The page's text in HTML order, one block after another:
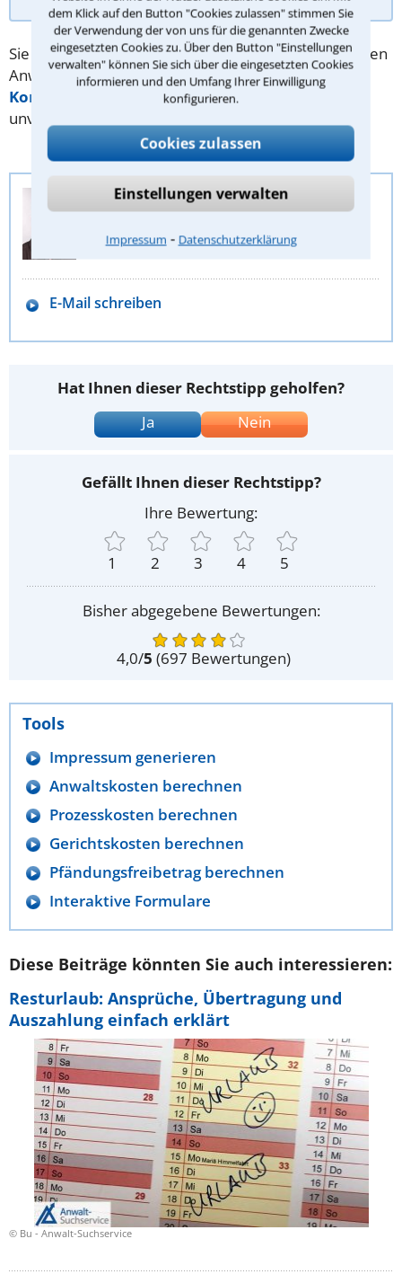
dem Klick auf den Button "Cookies zulassen" stimmen Sie
der Verwendung der von uns für die genannten Zwecke
eingesetzten Cookies zu. Über den Button "Einstellungen
verwalten" können Sie sich über die eingesetzten Cookies
informieren und den Umfang Ihrer Einwilligung
konfigurieren.
Cookies zulassen
Einstellungen verwalten
Impressum ⁃ Datenschutzerklärung
Sie benötigen Hilfe bei Ihrer Suche nach dem richtigen
Anwalt? Dann schreiben Sie uns über unser
Kontaktformular
. Wir helfen Ihnen kostenlos und
unverbindlich.
Anwalt-Suchservice
Stephan Buch
E-Mail schreiben
Hat Ihnen dieser Rechtstipp geholfen?
Ja
Nein
Gefällt Ihnen dieser Rechtstipp?
Ihre Bewertung:
1 2 3 4 5
Bisher abgegebene Bewertungen:
4,0/5 (697 Bewertungen)
Tools
Impressum generieren
Anwaltskosten berechnen
Prozesskosten berechnen
Gerichtskosten berechnen
Pfändungsfreibetrag berechnen
Interaktive Formulare
Diese Beiträge könnten Sie auch interessieren:
© Bu - Anwalt-Suchservice
Resturlaub: Ansprüche, Übertragung und
Auszahlung einfach erklärt